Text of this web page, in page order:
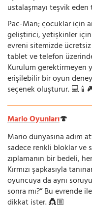
ustalaşmayı teşvik
Pac-Man; çocuklar için
geliştirici, yetişkinler
evreni sitemizde
tablet ve telefon
Kurulum gerektirmeyen
erişilebilir bir oyun
seçenek oluşturur.
Mario Oyunları🍄
Mario dünyasına adım
sadece renkli bloklar ve
zıplamanın bir bedeli,
Kırmızı şapkasıyla
oyuncuya da aynı
sonra mı?” Bu evrende
dikkat ister. 👸🏼